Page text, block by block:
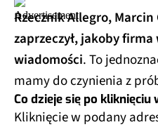
Rzecznik Allegro,
zaprzeczył, jakoby firma
wiadomości. To
mamy do czynienia z
Co dzieje się po kliknięciu
Kliknięcie w podany